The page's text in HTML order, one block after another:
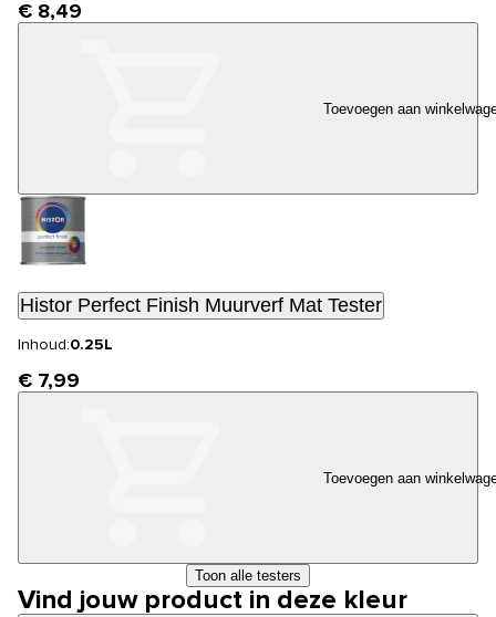
€ 8,49
Toevoegen aan
Histor Perfect Finish Muurverf Mat Tester
Inhoud:0.25L
€ 7,99
Toevoegen aan
Toon alle testers
Vind jouw product in deze kleur